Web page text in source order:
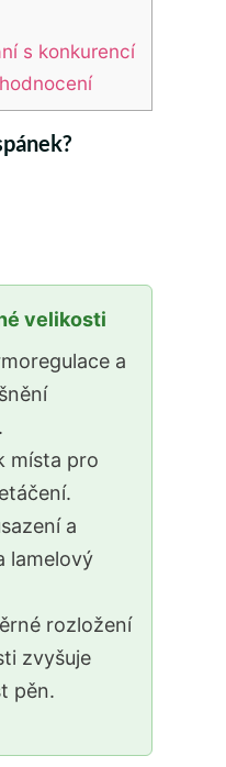
s konkurencí
velikosti
a
místa pro
a
lamelový
rozložení
zvyšuje
pěn.